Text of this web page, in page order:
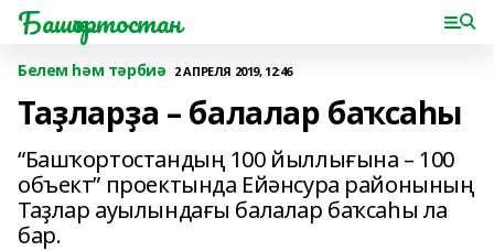
Башҡортостан
Белем һәм тәрбиә 2 АПРЕЛЯ 2019, 12:46
Таҙларҙа – балалар баҡсаһы
“Башҡортостандың 100 йыллы­ғына – 100
объект” проектында Ейәнсура районының
Таҙлар ауы­лындағы балалар баҡсаһы ла
бар.